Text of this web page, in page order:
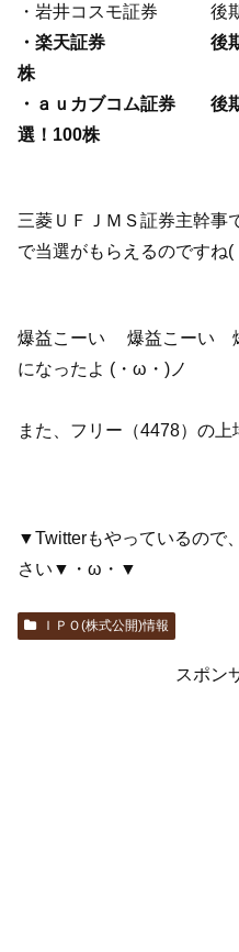
・岩井コスモ証券 後
・楽天証券 後期抽
株
・ａｕカブコム証券 後
選！100株
三菱ＵＦＪＭＳ証券主幹事
で当選がもらえるのですね
爆益こーい 爆益こーい
になったよ (・ω・)ノ
また、フリー（4478）の上
▼Twitterもやっているので
さい▼・ω・▼
ＩＰＯ(株式公開)情報
スポン